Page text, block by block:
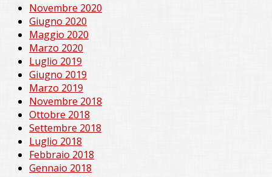
Novembre 2020
Giugno 2020
Maggio 2020
Marzo 2020
Luglio 2019
Giugno 2019
Marzo 2019
Novembre 2018
Ottobre 2018
Settembre 2018
Luglio 2018
Febbraio 2018
Gennaio 2018